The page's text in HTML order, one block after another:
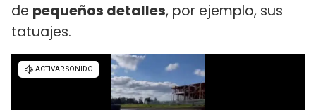
de pequeños detalles, por ejemplo, sus
tatuajes.